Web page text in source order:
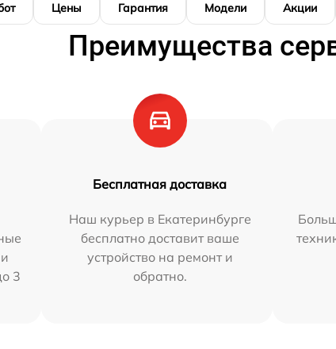
Цены Гарантия Модели Акции
Преимущества
3
Бесплатная доставка
Наш курьер в Екатеринбурге
бесплатно доставит ваше
устройство на ремонт и
обратно.